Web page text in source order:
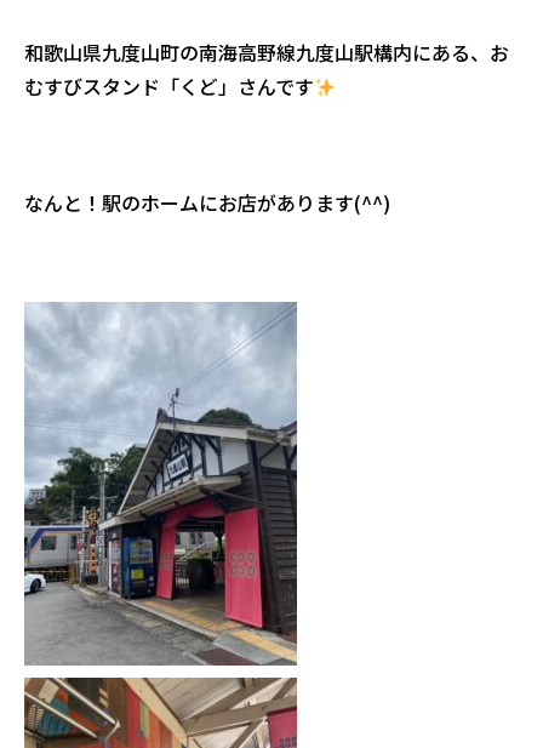
和歌山県九度山町の南海高野線九度山駅構内にある、お
むすびスタンド「くど」さんです
なんと！駅のホームにお店があります(^^)